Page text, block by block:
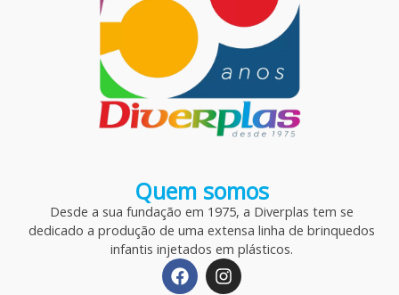
Quem somos
Desde a sua fundação em 1975, a Diverplas tem se
dedicado a produção de uma extensa linha de brinquedos
infantis injetados em plásticos.
F
a
I
n